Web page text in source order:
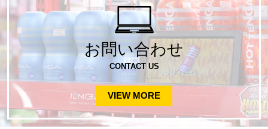
お問い合わせ
CONTACT US
VIEW MORE